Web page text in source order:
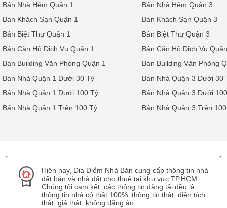
Bán Nhà Hẻm Quận 1
Bán Nhà Hẻm Quận 3
Bán Khách Sạn Quận 1
Bán Khách Sạn Quận 3
Bán Biệt Thự Quận 1
Bán Biệt Thự Quận 3
Bán Căn Hộ Dịch Vụ Quận 1
Bán Căn Hộ Dịch Vụ
Bán Building Văn Phòng Quận 1
Bán Building Văn Phòng
Bán Nhà Quận 1 Dưới 30 Tỷ
Bán Nhà Quận 3 Dưới 30
Bán Nhà Quận 1 Dưới 100 Tỷ
Bán Nhà Quận 3 Dưới
Bán Nhà Quận 1 Trên 100 Tỷ
Bán Nhà Quận 3 Trên
Hiện nay, Địa Điểm Nhà Bán cung cấp thông tin nhà
đất bán và nhà đất cho thuê tai khu vực TP.HCM.
Chúng tôi cam kết, các thông tin đăng tải đều là
thông tin nhà có thật 100%; thông tin thật, diện tích
thật, giá thật, không đăng ảo